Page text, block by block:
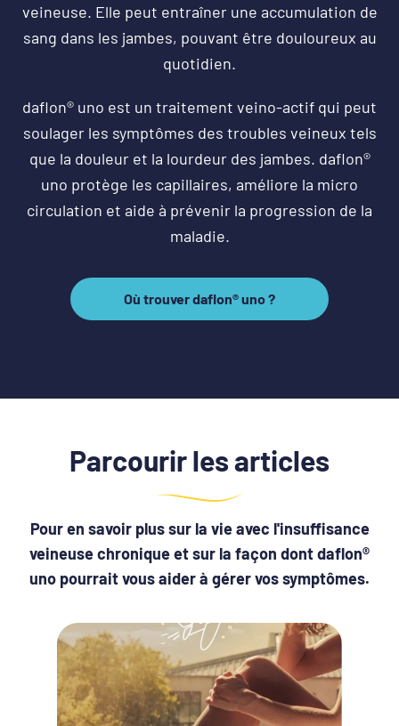
veineuse. Elle peut entraîner une accumulation de
sang dans les jambes, pouvant être douloureux au
quotidien.
daflon® uno est un traitement veino-actif qui peut
soulager les symptômes des troubles veineux tels
que la douleur et la lourdeur des jambes. daflon®
uno protège les capillaires, améliore la micro
circulation et aide à prévenir la progression de la
maladie.
Où trouver daflon® uno ?
Où
Parcourir les articles
Pour en savoir plus sur la vie avec l'insuffisance
veineuse chronique et sur la façon dont daflon®
uno pourrait vous aider à gérer vos symptômes.